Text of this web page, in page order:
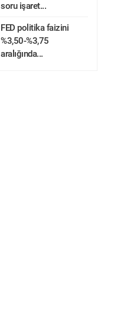
soru işaret...
FED politika faizini
%3,50-%3,75
aralığında...